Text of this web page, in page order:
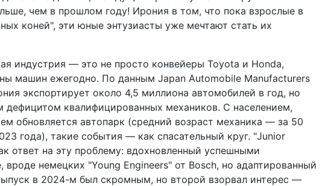
чем в прошлом году! Ирония в том, что пока взрослые в
коней", эти юные энтузиасты уже мечтают стать их
индустрия — это не просто конвейеры Toyota и Honda,
машин ежегодно. По данным Japan Automobile Manufacturers
экспортирует около 4,5 миллиона автомобилей в год, но
дефицитом квалифицированных механиков. С населением,
обновляется автопарк (средний возраст механика — за 50
года), такие события — как спасательный круг. "Junior
ответ на эту проблему: вдохновленный успешными
немецких "Young Engineers" от Bosch, но адаптированный
в 2024-м был скромным, но второй взорвал интерес —